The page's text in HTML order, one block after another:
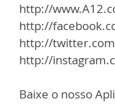
http://
http://
http://
http://
Baixe o nosso